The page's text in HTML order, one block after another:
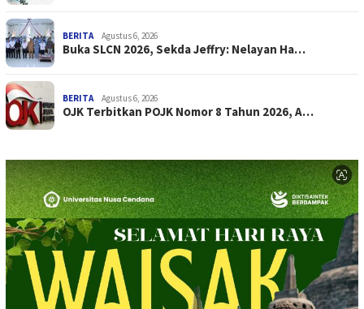
BERITA Agustus 6, 2026
Buka SLCN 2026, Sekda Jeffry: Nelayan Ha…
BERITA Agustus 6, 2026
OJK Terbitkan POJK Nomor 8 Tahun 2026, A…